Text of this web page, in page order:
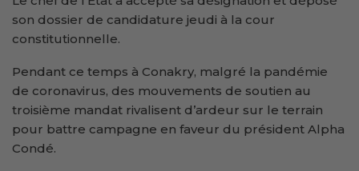
son dossier de candidature jeudi à la cour
constitutionnelle.
Pendant ce temps à Conakry, malgré la pandémie
de coronavirus, des mouvements de soutien au
troisième mandat rivalisent d’ardeur sur le terrain
pour battre campagne en faveur du président Alpha
Condé.